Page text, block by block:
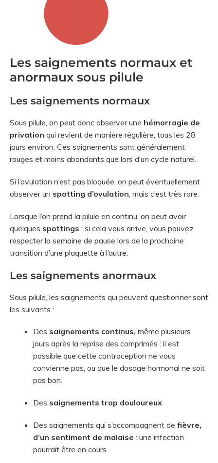
Les saignements normaux et
anormaux sous pilule
Les saignements normaux
Sous pilule, on peut donc observer une hémorragie de
privation qui revient de manière régulière, tous les 28
jours environ. Ces saignements sont généralement
rouges et moins abondants que lors d’un cycle naturel.
Si l’ovulation n’est pas bloquée, on peut éventuellement
observer un spotting d’ovulation, mais c’est très rare.
Lorsque l’on prend la pilule en continu, on peut avoir
quelques spottings : si cela vous arrive, vous pouvez
respecter la semaine de pause lors de la prochaine
transition d’une plaquette à l’autre.
Les saignements anormaux
Sous pilule, les saignements qui peuvent questionner sont
les suivants :
Des saignements continus, même plusieurs
jours après la reprise des comprimés : il est
possible que cette contraception ne vous
convienne pas, ou que le dosage hormonal ne soit
pas bon.
Des saignements trop douloureux.
Des saignements qui s’accompagnent de fièvre,
d’un sentiment de malaise : une infection
pourrait être en cours.